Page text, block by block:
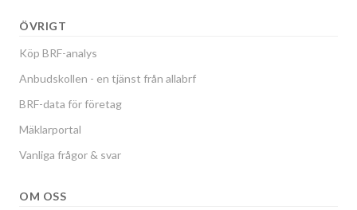
ÖVRIGT
Köp BRF-analys
Anbudskollen - en tjänst från allabrf
BRF-data för företag
Mäklarportal
Vanliga frågor & svar
OM OSS